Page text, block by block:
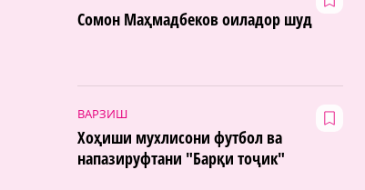
Сомон Маҳмадбеков оиладор шуд
ВАРЗИШ
Хоҳиши мухлисони футбол ва
напазируфтани "Барқи тоҷик"